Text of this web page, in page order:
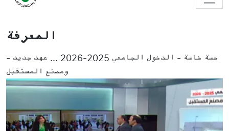
المعرفة
- حصة خاصة - الدخول الجامعي 2025-2026 ... عهد جديد
ومصنع المستقبل